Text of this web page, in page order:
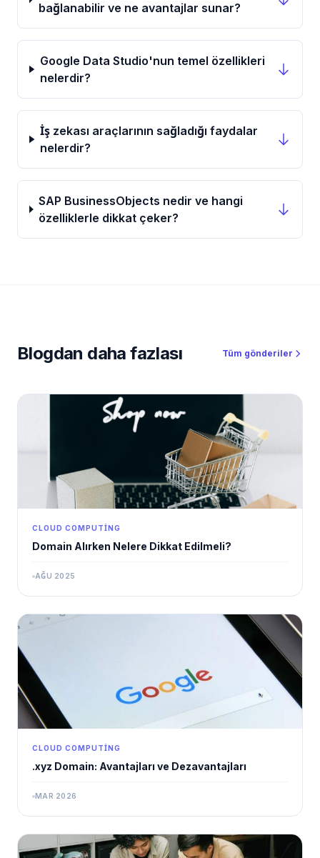
bağlanabilir ve ne avantajlar sunar?
Google Data Studio'nun temel özellikleri
nelerdir?
İş zekası araçlarının sağladığı faydalar
nelerdir?
SAP BusinessObjects nedir ve hangi
özelliklerle dikkat çeker?
Blogdan daha fazlası Tüm gönderiler
CLOUD COMPUTING
Domain Alırken Nelere Dikkat Edilmeli?
AĞU 2025
CLOUD COMPUTING
.xyz Domain: Avantajları ve Dezavantajları
MAR 2026